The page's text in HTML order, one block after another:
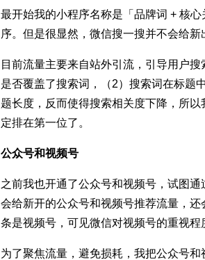
最开始我的小程序名称是「品牌词 + 核
序。但是很显然，微信搜一搜并不会给
目前流量主要来自站外引流，引导用户
是否覆盖了搜索词，（2）搜索词在标题
题长度，反而使得搜索相关度下降，所
定排在第一位了。
公众号和视频号
之前我也开通了公众号和视频号，试图
会给新开的公众号和视频号推荐流量，
条是视频号，可见微信对视频号的重视程
为了聚焦流量，避免损耗，我把公众号